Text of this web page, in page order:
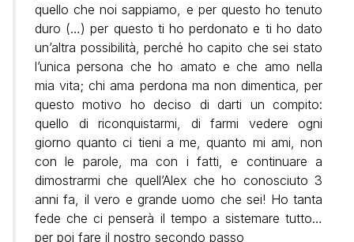
quello che noi sappiamo, e per questo ho tenuto
duro (…) per questo ti ho perdonato e ti ho dato
un’altra possibilità, perché ho capito che sei stato
l’unica persona che ho amato e che amo nella
mia vita; chi ama perdona ma non dimentica, per
questo motivo ho deciso di darti un compito:
quello di riconquistarmi, di farmi vedere ogni
giorno quanto ci tieni a me, quanto mi ami, non
con le parole, ma con i fatti, e continuare a
dimostrarmi che quell’Alex che ho conosciuto 3
anni fa, il vero e grande uomo che sei! Ho tanta
fede che ci penserà il tempo a sistemare tutto…
per poi fare il nostro secondo passo